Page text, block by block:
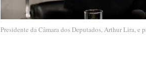
Presidente da Câmara dos Deputados, Arthur Lira, e